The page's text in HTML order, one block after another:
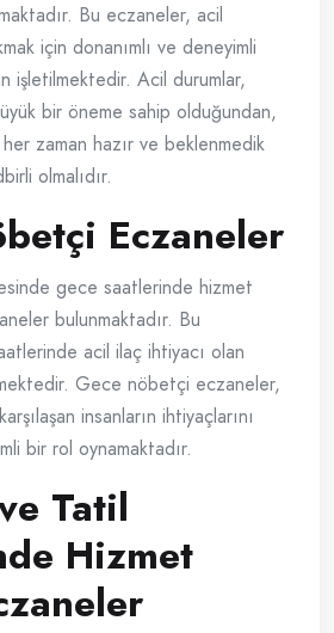
Bu eczaneler, acil
için donanımlı ve deneyimli
işletilmektedir. Acil durumlar,
bir öneme sahip olduğundan,
zaman hazır ve beklenmedik
olmalıdır.
Eczaneler
gece saatlerinde hizmet
bulunmaktadır. Bu
acil ilaç ihtiyacı olan
Gece nöbetçi eczaneler,
insanların ihtiyaçlarını
bir rol oynamaktadır.
Tatil
Hizmet